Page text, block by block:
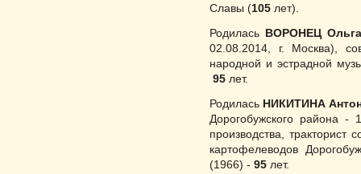
Славы (105 лет).
Родилась
ВОРОНЕЦ
02.08.2014, г. Москва),
народной и эстрадной
95 лет.
Родилась НИКИТИНА
Дорогобужского района -
производства,
картофелеводов
(1966) - 95 лет.